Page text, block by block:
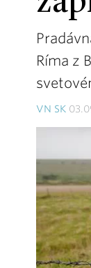
Ríma z
VN SK